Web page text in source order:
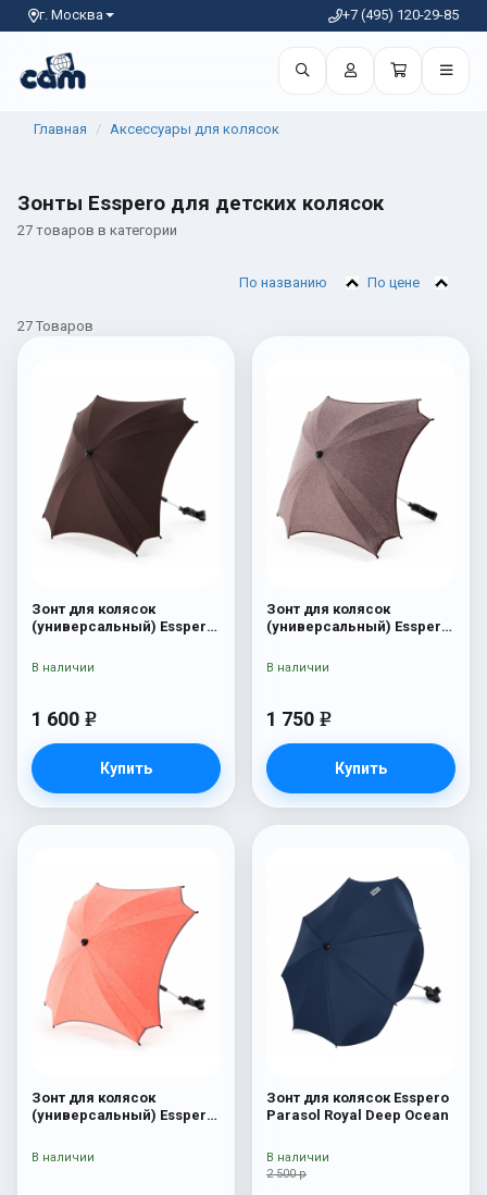
г. Москва +7 (495) 120-29-85
Главная Аксессуары для колясок
Зонты Esspero для детских колясок
27 товаров в категории
По названию По цене
27 Товаров
Зонт для колясок
(универсальный) Esspero
1 600 e
Купить
В наличии
Зонт для колясок
(универсальный) Esspero
1 750 e
Купить
В наличии
Зонт для колясок
(универсальный) Esspero
В наличии
Зонт для колясок Esspero
Parasol Royal Deep Ocean
2 500 р
В наличии